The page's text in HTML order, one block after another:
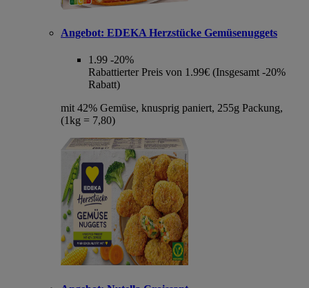
Angebot: EDEKA Herzstücke Gemüsenuggets
1.99 -20%
Rabattierter Preis von 1.99€ (Insgesamt -20%
Rabatt)
mit 42% Gemüse, knusprig paniert, 255g Packung,
(1kg = 7,80)